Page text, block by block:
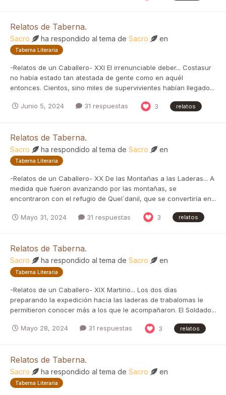
Relatos de Taberna.
Sacro ha respondido al tema de Sacro en
Taberna Literaria
-Relatos de un Caballero- XXI El irrenunciable deber... Costasur
no había estado tan atestada de gente como en aquél
entonces. Cientos, sino miles de supervivientes habían llegado...
Junio 5, 2024 31 respuestas 3 relatos
Relatos de Taberna.
Sacro ha respondido al tema de Sacro en
Taberna Literaria
-Relatos de un Caballero- XX De las Montañas a las Laderas... A
medida que fueron avanzando por las montañas, se
encontraron con el refugio de Quel´danil, que se convertiría en...
Mayo 31, 2024 31 respuestas 3 relatos
Relatos de Taberna.
Sacro ha respondido al tema de Sacro en
Taberna Literaria
-Relatos de un Caballero- XIX Martirio... Los dos días
preparando la expedición hacia las laderas de trabalomas le
permitieron conocer más a los que le acompañaron. El Soldado...
Mayo 28, 2024 31 respuestas 3 relatos
Relatos de Taberna.
Sacro ha respondido al tema de Sacro en
Taberna Literaria